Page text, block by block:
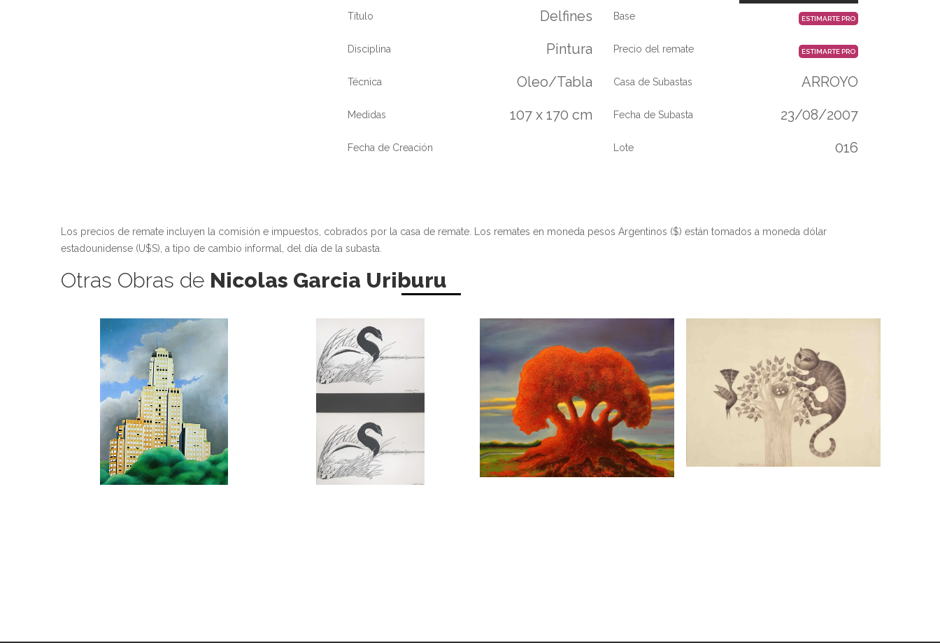
Título Delfines
Disciplina Pintura
Técnica Oleo/Tabla
Medidas 107 x 170 cm
Fecha de Creación
Base ESTIMARTE PRO
Precio del remate ESTIMARTE PRO
Casa de Subastas ARROYO
Fecha de Subasta 23/08/2007
Lote 016
Los precios de remate incluyen la comisión e impuestos, cobrados por la casa de remate. Los remates en moneda pesos Argentinos ($) están tomados a moneda dólar
estadounidense (U$S), a tipo de cambio informal, del día de la subasta.
Otras Obras de Nicolas Garcia Uriburu